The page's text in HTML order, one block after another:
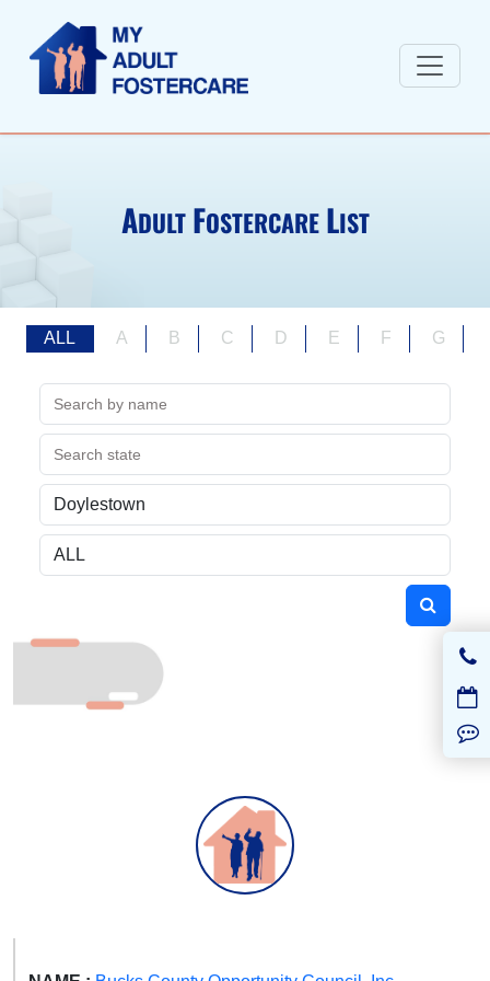
ADULT FOSTERCARE LIST
ALL A B C D E F G